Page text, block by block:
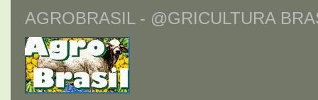
AGROBRASIL - @GRICULTURA